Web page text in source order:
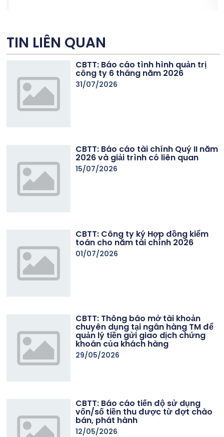
TIN LIÊN QUAN
CBTT: Báo cáo tình hình quản trị
công ty 6 tháng năm 2026
31/07/2026
CBTT: Báo cáo tài chính Quý II năm
2026 và giải trình có liên quan
15/07/2026
CBTT: Công ty ký Hợp đồng kiểm
toán cho năm tài chính 2026
01/07/2026
CBTT: Thông báo mở tài khoản
chuyên dụng tại ngân hàng TM để
quản lý tiền gửi giao dịch chứng
khoán của khách hàng
29/05/2026
CBTT: Báo cáo tiến độ sử dụng
vốn/số tiền thu được từ đợt chào
bán, phát hành
12/05/2026